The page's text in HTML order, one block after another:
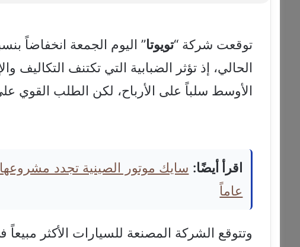
توقعت شركة “تويوتا” اليوم الجمعة انخفاضاً بنسبة 20%
الحالي، إذ تؤثر الضبابية التي تكتنف التكاليف
الأوسط سلباً على الأرباح، لكن الطلب القوي
اقرأ أيضًا:
عاماً
وتتوقع الشركة المصنعة للسيارات الأكثر